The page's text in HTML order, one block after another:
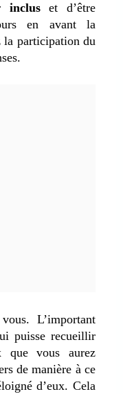
incluset d’être
en avant la
la participation du
L’important
puisse recueillir
que vous aurez
de manière à ce
d’eux. Cela